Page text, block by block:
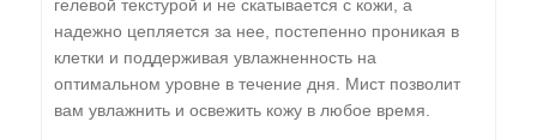
гелевой текстурой и не скатывается с кожи, а
надежно цепляется за нее, постепенно проникая в
клетки и поддерживая увлажненность на
оптимальном уровне в течение дня. Мист позволит
вам увлажнить и освежить кожу в любое время.